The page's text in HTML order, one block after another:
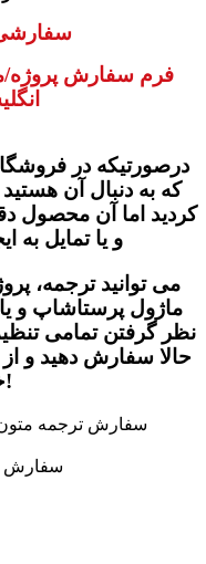
فرم سفارش پروژه/
درصورتیکه در
که به دنبال آن هستید
کردید اما آن محصول
و یا تمایل به
می توانید ترجمه،
ماژول پرستاشاپ و
نظر گرفتن تمامی
حالا سفارش دهید و
خبردار شوید!